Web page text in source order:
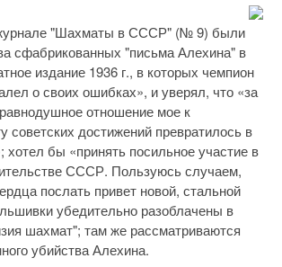
"Шахматы в СССР" (№ 9) были
сфабрикованных "письма Алехина" в
издание 1936 г., в которых чемпион
о своих ошибках», и уверял, что «за
отношение мое к
советских достижений превратилось в
хотел бы «принять посильное участие в
СССР. Пользуюсь случаем,
послать привет новой, стальной
убедительно разоблачены в
шахмат"; там же рассматриваются
убийства Алехина.